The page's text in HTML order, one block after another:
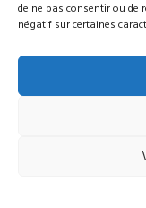
de ne pas consentir ou
négatif sur certaines
4 avenue
30120 Le Vigan
04 27 50 17 50
contact@mes-